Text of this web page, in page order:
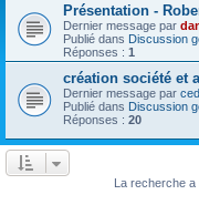
Présentation -
Dernier message par
Publié dans Discussion
Réponses : 1
création société et
Dernier message par
Publié dans Discussion
Réponses : 20
La recherche a